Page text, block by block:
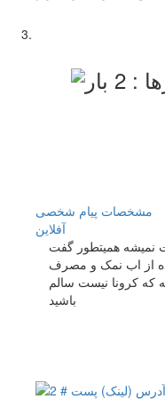
مشخصات پیام شخصی
آفلاين
نمیشه همیتطور گفت
از اب نمک و مصرف
که کرونا نیست سالم
باشید